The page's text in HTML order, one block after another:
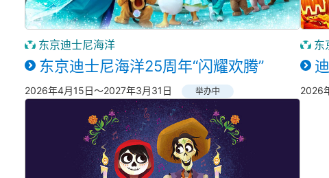
东京迪士尼海洋
东京迪士尼海洋25周年“闪耀欢腾”
2026年4月15日～2027年3月31日 举办中
东
2026